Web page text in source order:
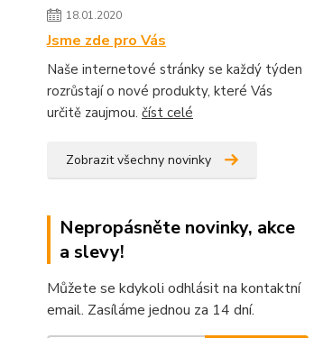
18.01.2020
Jsme zde pro Vás
Naše internetové stránky se každý týden
rozrůstají o nové produkty, které Vás
určitě zaujmou. číst celé
Zobrazit všechny novinky
Nepropásněte novinky, akce
a slevy!
Můžete se kdykoli odhlásit na kontaktní
email. Zasíláme jednou za 14 dní.